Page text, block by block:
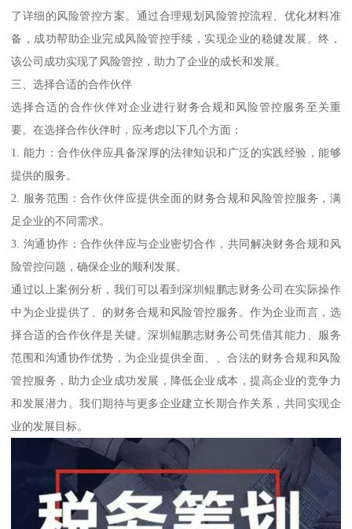
了详细的风险管控方案。通过合理规划风险管控流程、优化材料准
备，成功帮助企业完成风险管控手续，实现企业的稳健发展。终，
该公司成功实现了风险管控，助力了企业的成长和发展。
三、选择合适的合作伙伴
选择合适的合作伙伴对企业进行财务合规和风险管控服务至关重
要。在选择合作伙伴时，应考虑以下几个方面：
1. 能力：合作伙伴应具备深厚的法律知识和广泛的实践经验，能够
提供的服务。
2. 服务范围：合作伙伴应提供全面的财务合规和风险管控服务，满
足企业的不同需求。
3. 沟通协作：合作伙伴应与企业密切合作，共同解决财务合规和风
险管控问题，确保企业的顺利发展。
通过以上案例分析，我们可以看到深圳鲲鹏志财务公司在实际操作
中为企业提供了、的财务合规和风险管控服务。作为企业而言，选
择合适的合作伙伴是关键。深圳鲲鹏志财务公司凭借其能力、服务
范围和沟通协作优势，为企业提供全面、、合法的财务合规和风险
管控服务，助力企业成功发展，降低企业成本，提高企业的竞争力
和发展潜力。我们期待与更多企业建立长期合作关系，共同实现企
业的发展目标。